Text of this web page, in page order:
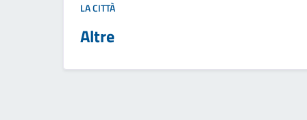
LA CITTÀ
Altre